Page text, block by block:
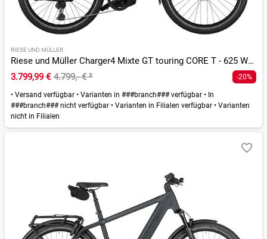
RIESE UND MÜLLER
Riese und Müller Charger4 Mixte GT touring CORE T - 625 Wh - 27,5 Zoll - Trapez
3.799,99 € 4.799,- €² -20%
• Versand verfügbar • Varianten in ###branch### verfügbar • In
###branch### nicht verfügbar • Varianten in Filialen verfügbar • Varianten
nicht in Filialen